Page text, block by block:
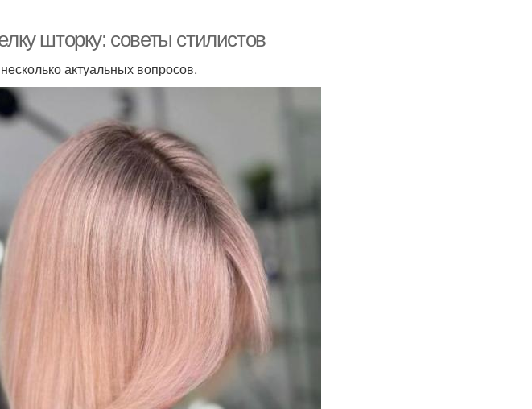
шторку: советы стилистов
актуальных вопросов.